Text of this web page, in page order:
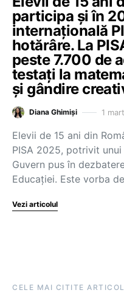
participa și în
internațională
hotărâre. La
peste 7.700 de
testați la
și gândire
Diana Ghimiși 1
Elevii de 15 ani din
PISA 2025, potrivit
Guvern pus în
Educației. Este vorba
Vezi articolul
CELE MAI CITITE